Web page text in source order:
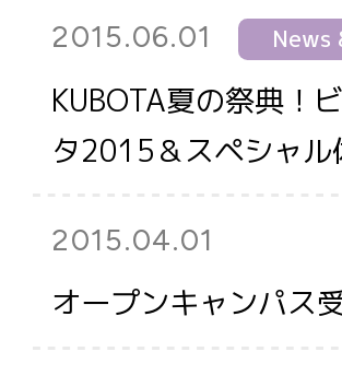
2015.06.01 News
KUBOTA夏の祭典！
タ2015＆スペシャ
2015.04.01
オープンキャンパス